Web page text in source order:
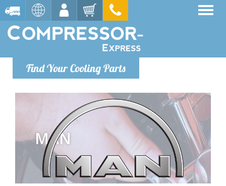
Find Your Cooling Parts
MAN